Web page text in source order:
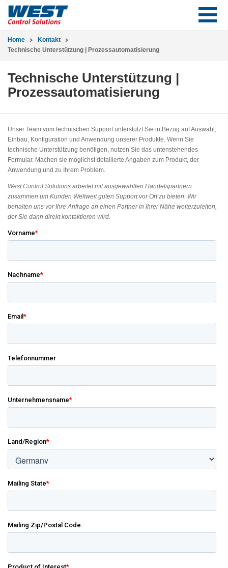
Home
Kontakt
Technische Unterstützung | Prozessautomatisierung
Technische Unterstützung |
Prozessautomatisierung
Unser Team vom technischen Support unterstützt Sie in Bezug auf Auswahl,
Einbau, Konfiguration und Anwendung unserer Produkte. Wenn Sie
technische Unterstützung benötigen, nutzen Sie das untenstehendes
Formular. Machen sie möglichst detailierte Angaben zum Produkt, der
Anwendung und zu Ihrem Problem.
West Control Solutions arbeitet mit ausgewählten Handelspartnern
zusammen um Kunden Weltweit guten Support vor Ort zu bieten. Wir
behalten uns vor Ihre Anfrage an einen Partner in Ihrer Nähe weiterzuleiten,
der Sie dann direkt kontaktieren wird.